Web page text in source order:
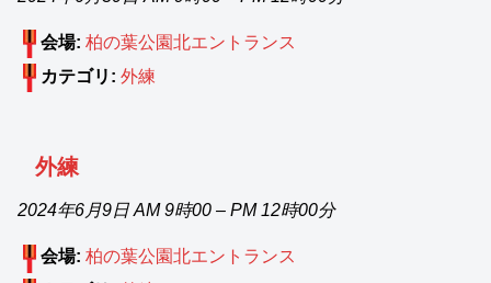
会場: 柏の葉公園北エントランス
カテゴリ: 外練
外練
2024年6月9日 AM 9時00 – PM 12時00分
会場: 柏の葉公園北エントランス